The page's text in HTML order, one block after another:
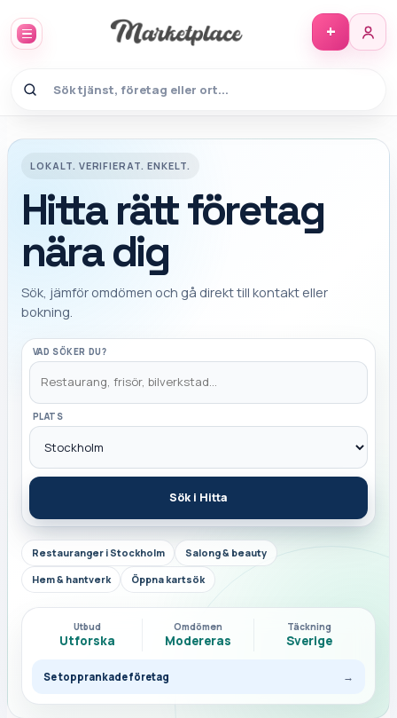
+
Marketplace Hitta - hitta rätt
LOKALT. VERIFIERAT. ENKELT.
Hitta rätt företag
nära dig
Sök, jämför omdömen och gå direkt till kontakt eller
bokning.
VAD SÖKER DU?
PLATS
Sök i Hitta
Restauranger i Stockholm Salong & beauty
Hem & hantverk Öppna kartsök
Utbud
Utforska
Omdömen
Modereras
Täckning
Sverige
Se topprankade företag →